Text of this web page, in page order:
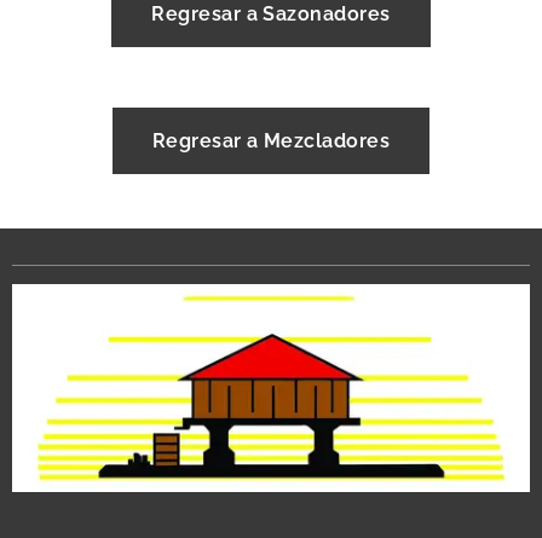
Regresar a Sazonadores
Regresar a Mezcladores